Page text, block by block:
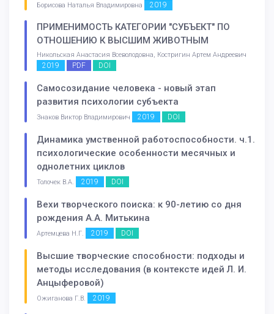
Борисова Наталья Владимировна 2019
ПРИМЕНИМОСТЬ КАТЕГОРИИ "СУБЪЕКТ" ПО
ОТНОШЕНИЮ К ВЫСШИМ ЖИВОТНЫМ
Никольская Анастасия Всеволодовна, Костригин Артем Андреевич
2019 PDF DOI
Самосозидание человека - новый этап
развития психологии субъекта
Знаков Виктор Владимирович 2019 DOI
Динамика умственной работоспособности. ч.1.
психологические особенности месячных и
однолетних циклов
Толочек В.А. 2019 DOI
Вехи творческого поиска: к 90-летию со дня
рождения А.А. Митькина
Артемцева Н.Г. 2019 DOI
Высшие творческие способности: подходы и
методы исследования (в контексте идей Л. И.
Анцыферовой)
Ожиганова Г.В. 2019